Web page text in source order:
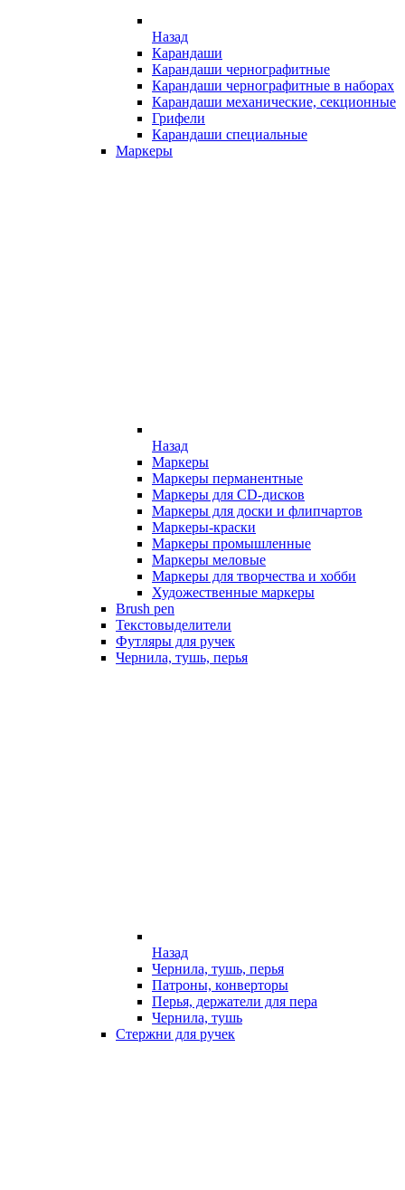
Назад
Карандаши
Карандаши чернографитные
Карандаши чернографитные в наборах
Карандаши механические, секционные
Грифели
Карандаши специальные
Маркеры
Назад
Маркеры
Маркеры перманентные
Маркеры для CD-дисков
Маркеры для доски и флипчартов
Маркеры-краски
Маркеры промышленные
Маркеры меловые
Маркеры для творчества и хобби
Художественные маркеры
Brush pen
Текстовыделители
Футляры для ручек
Чернила, тушь, перья
Назад
Чернила, тушь, перья
Патроны, конверторы
Перья, держатели для пера
Чернила, тушь
Стержни для ручек